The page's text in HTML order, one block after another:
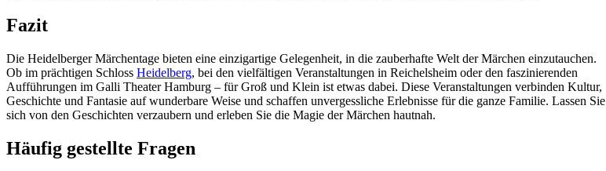
Fazit
Die Heidelberger Märchentage bieten eine einzigartige Gelegenheit, in die zauberhafte Welt der Märchen einzutauchen.
Ob im prächtigen Schloss Heidelberg, bei den vielfältigen Veranstaltungen in Reichelsheim oder den faszinierenden
Aufführungen im Galli Theater Hamburg – für Groß und Klein ist etwas dabei. Diese Veranstaltungen verbinden Kultur,
Geschichte und Fantasie auf wunderbare Weise und schaffen unvergessliche Erlebnisse für die ganze Familie. Lassen Sie
sich von den Geschichten verzaubern und erleben Sie die Magie der Märchen hautnah.
Häufig gestellte Fragen